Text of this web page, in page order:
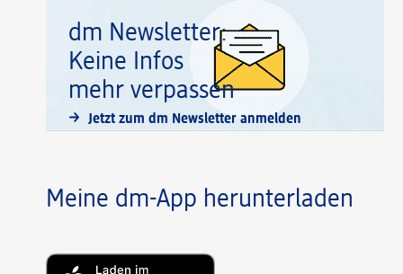
dm Newsletter:
Keine Infos
mehr verpassen
Jetzt zum dm Newsletter anmelden
Meine dm-App herunterladen